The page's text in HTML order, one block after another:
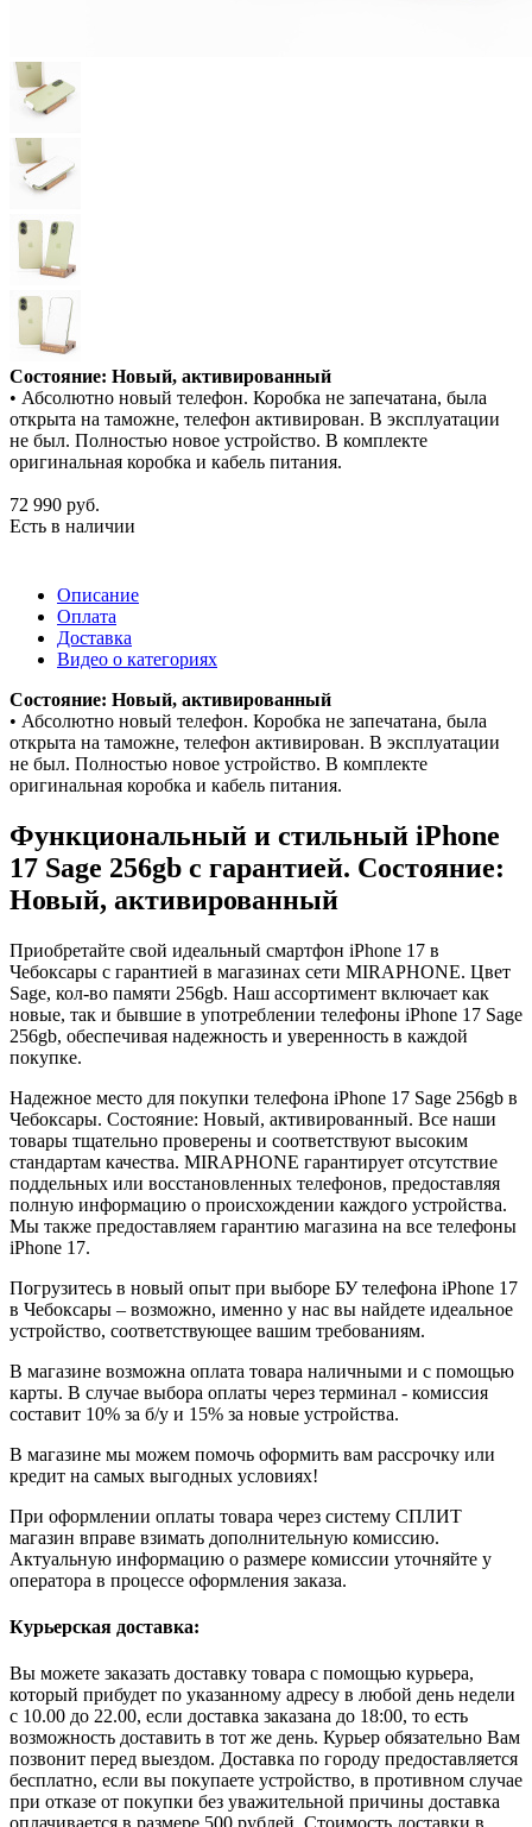
Состояние: Новый, активированный
• Абсолютно новый телефон. Коробка не запечатана, была
открыта на таможне, телефон активирован. В эксплуатации
не был. Полностью новое устройство. В комплекте
оригинальная коробка и кабель питания.
72 990 руб.
Есть в наличии
Описание
Оплата
Доставка
Видео о категориях
Состояние: Новый, активированный
• Абсолютно новый телефон. Коробка не запечатана, была
открыта на таможне, телефон активирован. В эксплуатации
не был. Полностью новое устройство. В комплекте
оригинальная коробка и кабель питания.
Функциональный и стильный iPhone
17 Sage 256gb с гарантией. Состояние:
Новый, активированный
Приобретайте свой идеальный смартфон iPhone 17 в
Чебоксары с гарантией в магазинах сети MIRAPHONE. Цвет
Sage, кол-во памяти 256gb. Наш ассортимент включает как
новые, так и бывшие в употреблении телефоны iPhone 17 Sage
256gb, обеспечивая надежность и уверенность в каждой
покупке.
Надежное место для покупки телефона iPhone 17 Sage 256gb в
Чебоксары. Состояние: Новый, активированный. Все наши
товары тщательно проверены и соответствуют высоким
стандартам качества. MIRAPHONE гарантирует отсутствие
поддельных или восстановленных телефонов, предоставляя
полную информацию о происхождении каждого устройства.
Мы также предоставляем гарантию магазина на все телефоны
iPhone 17.
Погрузитесь в новый опыт при выборе БУ телефона iPhone 17
в Чебоксары – возможно, именно у нас вы найдете идеальное
устройство, соответствующее вашим требованиям.
В магазине возможна оплата товара наличными и с помощью
карты. В случае выбора оплаты через терминал - комиссия
составит 10% за б/у и 15% за новые устройства.
В магазине мы можем помочь оформить вам рассрочку или
кредит на самых выгодных условиях!
При оформлении оплаты товара через систему СПЛИТ
магазин вправе взимать дополнительную комиссию.
Актуальную информацию о размере комиссии уточняйте у
оператора в процессе оформления заказа.
Курьерская доставка:
Вы можете заказать доставку товара с помощью курьера,
который прибудет по указанному адресу в любой день недели
с 10.00 до 22.00, если доставка заказана до 18:00, то есть
возможность доставить в тот же день. Курьер обязательно Вам
позвонит перед выездом. Доставка по городу предоставляется
бесплатно, если вы покупаете устройство, в противном случае
при отказе от покупки без уважительной причины доставка